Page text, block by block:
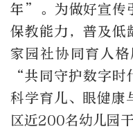
年”。为做好宣传
保教能力，普及低
家园社协同育人
“共同守护数字
科学育儿、眼健
区近200名幼儿园